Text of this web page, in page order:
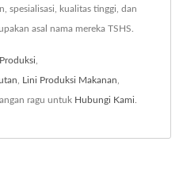
spesialisasi, kualitas tinggi, dan
asal nama mereka TSHS.
Produksi
Lini Produksi Makanan
ragu untuk Hubungi Kami